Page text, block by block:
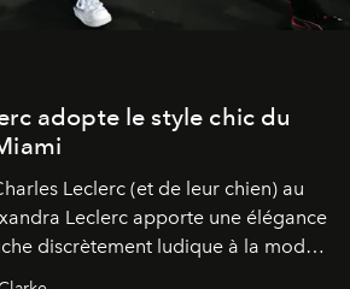
adopte le style chic du
Leclerc (et de leur chien) au
Leclerc apporte une élégance
discrètement ludique à la mode